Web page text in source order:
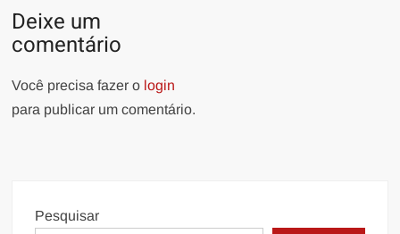
Deixe um
comentário
Você precisa fazer o login
para publicar um comentário.
Pesquisar